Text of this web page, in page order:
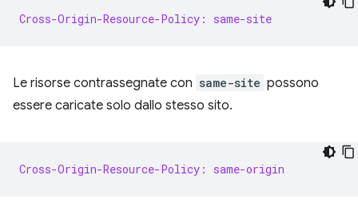
Cross-Origin-Resource-Policy: same-site
Le risorse contrassegnate con same-site possono
essere caricate solo dallo stesso sito.
Cross-Origin-Resource-Policy: same-origin